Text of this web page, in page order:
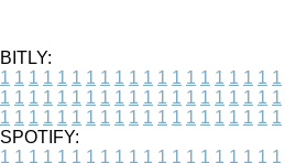
BITLY:
1 1 1 1 1 1 1 1 1 1 1 1 1 1 1 1 1 1 1 1
1 1 1 1 1 1 1 1 1 1 1 1 1 1 1 1 1 1 1 1
1 1 1 1 1 1 1 1 1 1 1 1 1 1 1 1 1 1 1 1
SPOTIFY:
1 1 1 1 1 1 1 1 1 1 1 1 1 1 1 1 1 1 1 1